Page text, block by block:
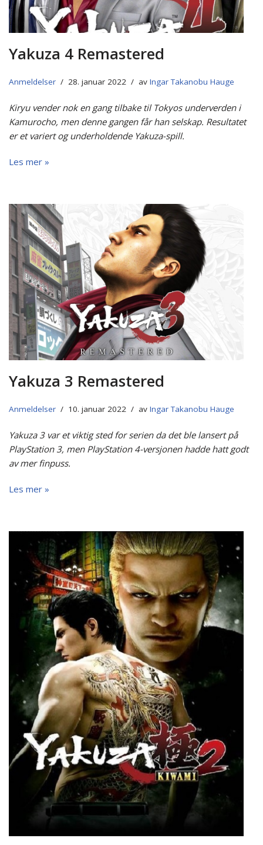
Yakuza 4 Remastered
Anmeldelser 28. januar 2022 av Ingar Takanobu Hauge
Kiryu vender nok en gang tilbake til Tokyos underverden i
Kamurocho, men denne gangen får han selskap. Resultatet
er et variert og underholdende Yakuza-spill.
Les mer »
Yakuza 3 Remastered
Anmeldelser 10. januar 2022 av Ingar Takanobu Hauge
Yakuza 3 var et viktig sted for serien da det ble lansert på
PlayStation 3, men PlayStation 4-versjonen hadde hatt godt
av mer finpuss.
Les mer »